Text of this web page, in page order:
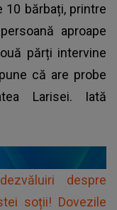
bărbați, printre
aproape
părți intervine
că are probe
Larisei. Iată
despre
soții! Dovezile